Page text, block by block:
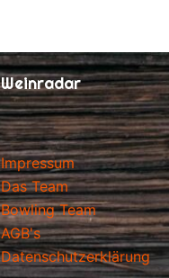
Weinradar
Impressum
Das Team
Bowling Team
AGB's
Datenschutzerklärung